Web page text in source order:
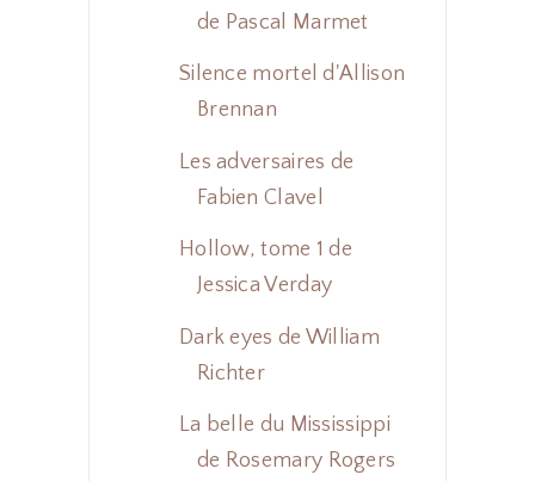
de Pascal Marmet
Silence mortel d'Allison
Brennan
Les adversaires de
Fabien Clavel
Hollow, tome 1 de
Jessica Verday
Dark eyes de William
Richter
La belle du Mississippi
de Rosemary Rogers